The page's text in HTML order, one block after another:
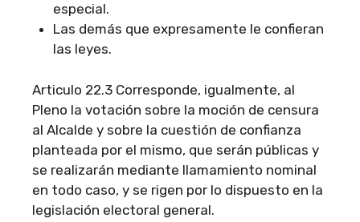
especial.
Las demás que expresamente le confieran
las leyes.
Articulo 22.3 Corresponde, igualmente, al
Pleno la votación sobre la moción de censura
al Alcalde y sobre la cuestión de confianza
planteada por el mismo, que serán públicas y
se realizarán mediante llamamiento nominal
en todo caso, y se rigen por lo dispuesto en la
legislación electoral general.